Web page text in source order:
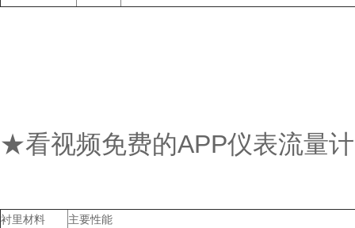
★看视频免费的APP仪表流量
衬里材料 主要性能